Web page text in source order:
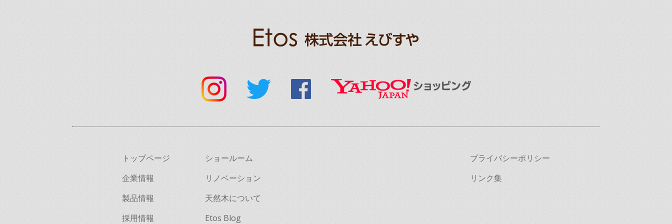
トップページ
企業情報
製品情報
採用情報
ショールーム
リノベーション
天然木について
Etos Blog
プライバシーポリシー
リンク集